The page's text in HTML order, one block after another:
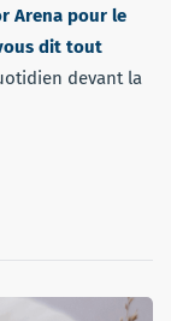
Arena pour le
dit tout
devant la